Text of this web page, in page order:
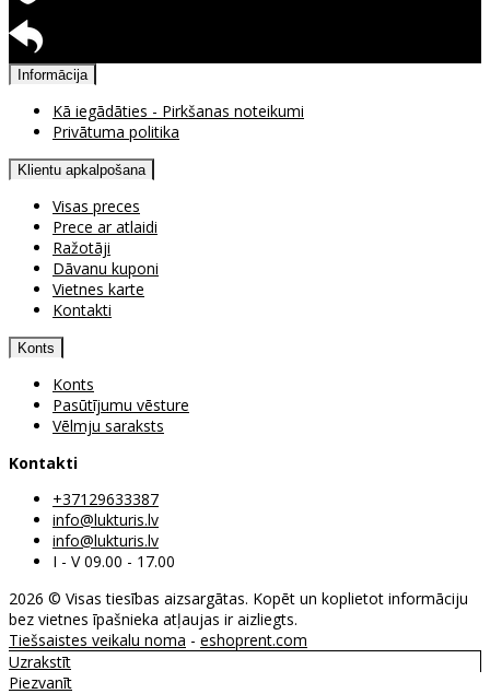
Informācija
Kā iegādāties - Pirkšanas noteikumi
Privātuma politika
Klientu apkalpošana
Visas preces
Prece ar atlaidi
Ražotāji
Dāvanu kuponi
Vietnes karte
Kontakti
Konts
Konts
Pasūtījumu vēsture
Vēlmju saraksts
Kontakti
+37129633387
info@lukturis.lv
info@lukturis.lv
I - V 09.00 - 17.00
2026 © Visas tiesības aizsargātas. Kopēt un koplietot informāciju
bez vietnes īpašnieka atļaujas ir aizliegts.
Tiešsaistes veikalu noma - eshoprent.com
Uzrakstīt
Piezvanīt